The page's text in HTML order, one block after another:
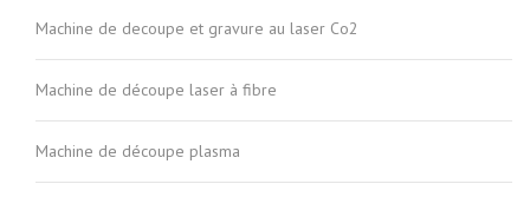
Machine de decoupe et gravure au laser Co2
Machine de découpe laser à fibre
Machine de découpe plasma